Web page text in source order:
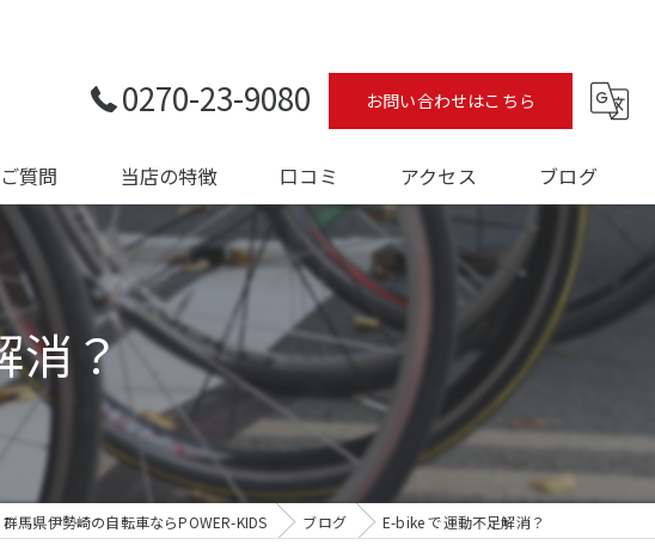
0270-23-9080 お問い合わせはこちら
質問 当店の特徴
ロードバイク
メンテナンス
フィッティング
オーバーホール
トレーニング
口コミ アクセス ブログ
消？
群馬県伊勢崎の自転車ならPOWER-KIDS ブログ E-bike で運動不足解消？